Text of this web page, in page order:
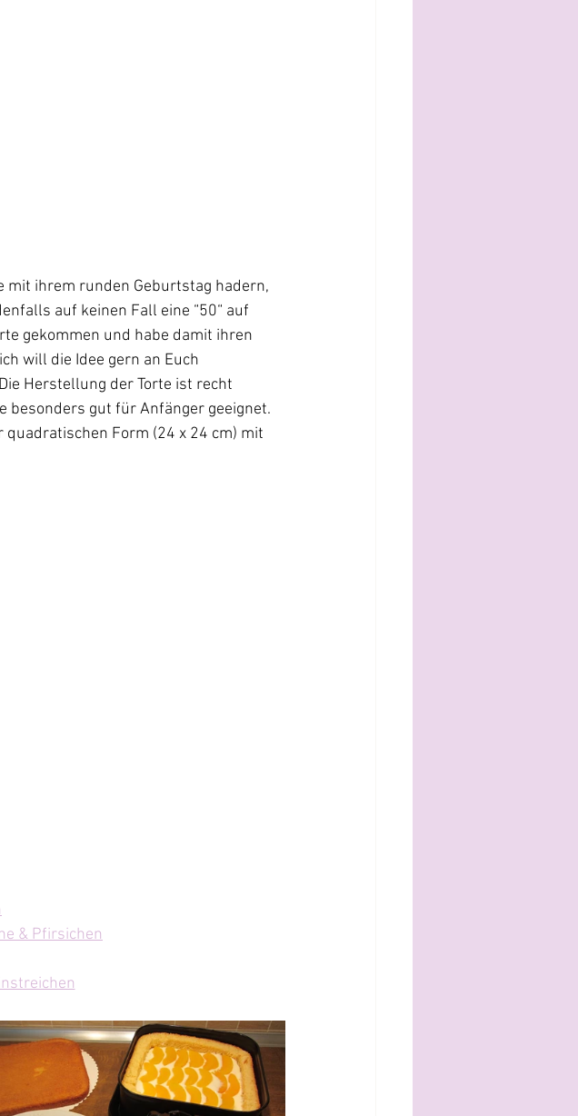
mit ihrem runden Geburtstag hadern,
auf keinen Fall eine “50“ auf
gekommen und habe damit ihren
will die Idee gern an Euch
Herstellung der Torte ist recht
gut für Anfänger geeignet.
quadratischen Form (24 x 24 cm) mit
& Pfirsichen